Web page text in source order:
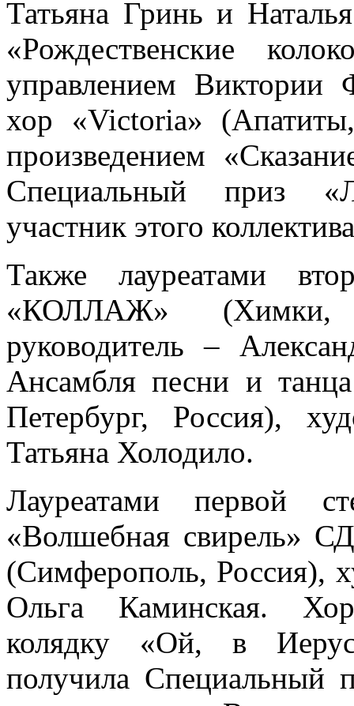
Татьяна Гринь и
«Рождественские
управлением
хор «Victoria»
произведением
Специальный приз
участник этого
Также лауреатами
«КОЛЛАЖ» (Химки,
руководитель –
Ансамбля песни и
Петербург, Россия),
Татьяна Холодило.
Лауреатами первой
«Волшебная свирель»
(Симферополь, Россия),
Ольга Каминская.
колядку «Ой, в
получила Специальный